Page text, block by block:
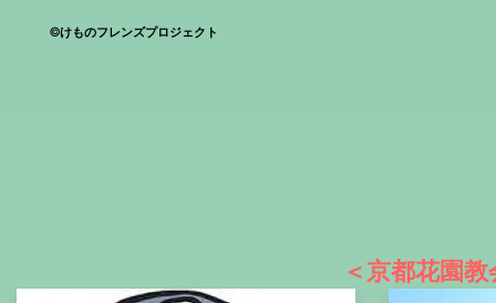
©けものフレンズプロジェクト
＜京都花園